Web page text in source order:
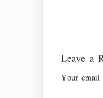
Leave a
Your email